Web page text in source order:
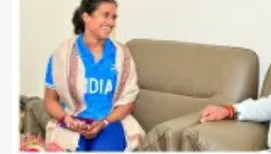
संस्कृति
मंत्री
श्री
राजेश
अग्रवाल
की
पहल
से
सरगुजा